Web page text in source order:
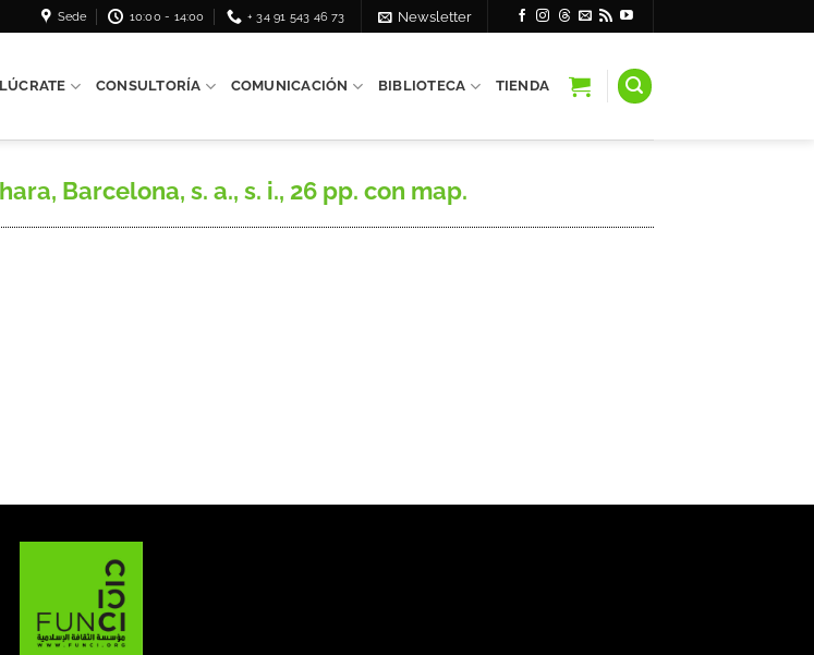
Sede 10:00 - 14:00 + 34 91 543 46 73 Newsletter
CONSULTORÍA COMUNICACIÓN BIBLIOTECA TIENDA
Barcelona, s. a., s. i., 26 pp. con map.